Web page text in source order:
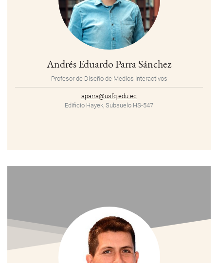
Andrés Eduardo Parra Sánchez
Profesor de Diseño de Medios Interactivos
aparra@usfq.edu.ec
Edificio Hayek, Subsuelo HS-547